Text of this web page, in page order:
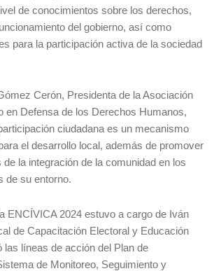
de conocimientos sobre los derechos,
del gobierno, así como
para la participación activa de la sociedad
Cerón, Presidenta de la Asociación
en Defensa de los Derechos Humanos,
ciudadana es un mecanismo
el desarrollo local, además de promover
la integración de la comunidad en los
de su entorno.
ENCÍVICA 2024 estuvo a cargo de Iván
de Capacitación Electoral y Educación
las líneas de acción del Plan de
de Monitoreo, Seguimiento y